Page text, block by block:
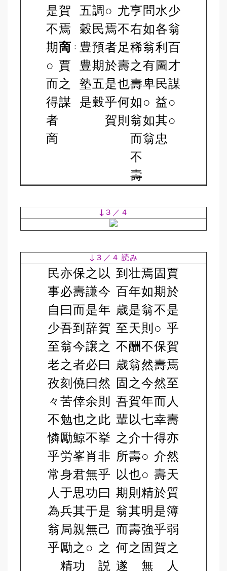
是
不
期
○
而
得
者
啇
賀
焉
啇 ：
賈
之
謀
五
穀
豊
豊
塾
是
調
民
預
期
五
穀
○
焉
者
於
是
乎
賀
尤
不
足
壽
也
何
則
亨
右
稀
之
壽
如
翁
而
不
壽
問
如
翁
有
卑
○
如
翁
水
各
利
圖
民
益
其
忠
少
翁
百
才
謀
○
○
↓３／４
↓３／４ 読み
民
事
自
少
至
老
孜
々
不
憐
乎
常
人
為
翁
乎
亦
必
曰
吾
翁
之
刻
苦
勉
勵
労
身
于
兵
局
勵
精
保
壽
而
到
今
者
僥
倖
也
鯨
峯
君
思
其
親
之
功
之
謙
是
辞
譲
必
曰
余
之
不
肖
無
功
于
無
○
以
今
年
賀
之
曰
然
則
此
挙
非
乎
曰
是
己
之
説
到
百
歳
至
不
歳
固
吾
輩
之
所
以
期
翁
而
何
遂
壮
年
是
天
酬
翁
之
賀
以
介
壽
也
則
其
壽
之
焉
如
翁
則
不
然
今
年
七
十
○
○
精
明
強
固
無
固
期
不
○
保
壽
然
而
幸
得
介
壽
於
是
乎
賀
賈
於
是
乎
賀
焉
至
人
壽
亦
然
天
質
簿
弱
之
人